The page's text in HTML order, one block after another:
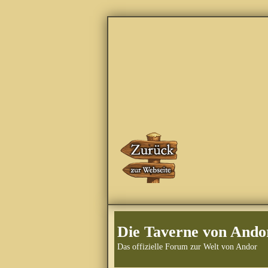
Die Taverne von
Das offizielle Forum zur Welt von Andor